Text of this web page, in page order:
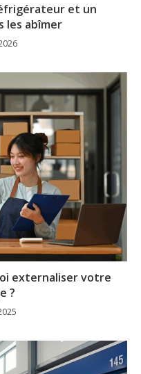
et un
les abîmer
externaliser votre
?